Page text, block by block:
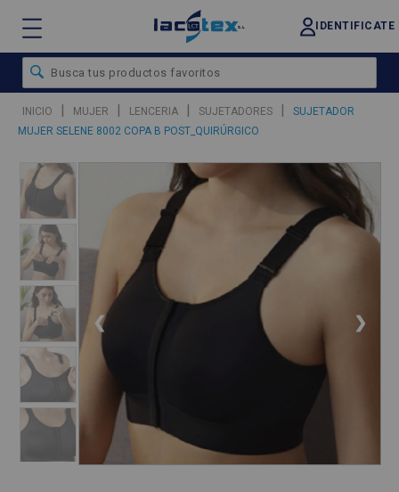
IDENTIFICATE
INICIO | MUJER | LENCERIA | SUJETADORES |
SUJETADOR
MUJER SELENE 8002 COPA B POST_QUIRÚRGICO
❮ ❯